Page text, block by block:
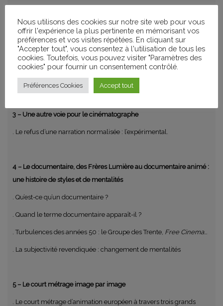
. L’arroseur arrosé
. Le langage moderne du cinéma
. MélièsvsPorter
. David Wark Griffith
3 – Une autre voie pour le cinématographe
. Le refus d’une narration normalisée : l’expérimental.
4 – Le documentaire, des Frères Lumière au documentaire animé :
une histoire de styles et de mentalités
. Qu’est-ce qu’un documentaire ?
. Quand le terme documentaire apparaît-il ?
. Turbulences des années 50 : le Groupe des Trente, Free Cinema…
. La subjectivité revendiquée : changement de mentalités
5 – Le court métrage image par image
. Le court métrage d’animation européen à travers trois grands
Nous utilisons des cookies sur notre site web pour vous
offrir l'expérience la plus pertinente en mémorisant vos
préférences et vos visites répétées. En cliquant sur
"Accepter tout", vous consentez à l'utilisation de tous les
cookies. Toutefois, vous pouvez visiter "Paramètres des
cookies" pour fournir un consentement contrôlé.
Préférences Cookies Accept tout